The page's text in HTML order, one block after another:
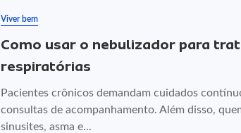
Viver bem
Como usar o nebulizador para
respiratórias
Pacientes crônicos demandam cuidados
consultas de acompanhamento. Além disso,
sinusites, asma e...